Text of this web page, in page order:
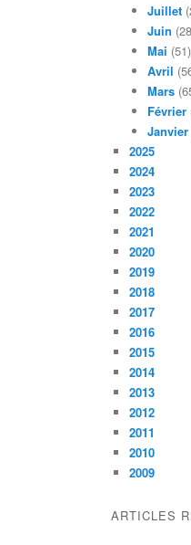
Juillet
Juin
Mai (51)
Avril
Mars
Février
Janvier
2025
2024
2023
2022
2021
2020
2019
2018
2017
2016
2015
2014
2013
2012
2011
2010
2009
ARTICLES